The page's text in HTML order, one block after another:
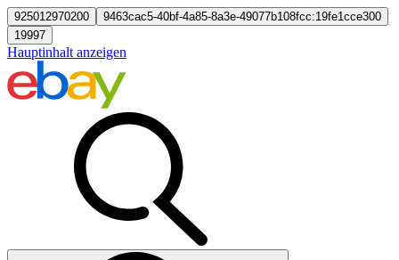
925012970200
9463cac5-40bf-4a85-8a3e-49077b108fcc:19fe1cce300
19997
Hauptinhalt anzeigen